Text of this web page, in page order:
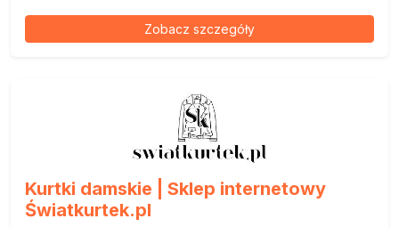
Zobacz szczegóły
Kurtki damskie | Sklep internetowy
Światkurtek.pl